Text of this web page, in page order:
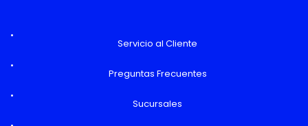
Servicio al Cliente
Preguntas Frecuentes
Sucursales